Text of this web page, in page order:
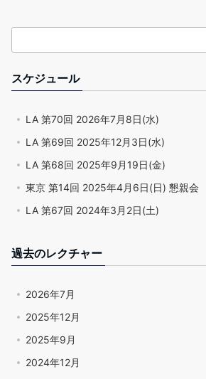
スケジュール
LA 第70回 2026年7月8日(水)
LA 第69回 2025年12月3日(水)
LA 第68回 2025年9月19日(金)
東京 第14回 2025年4月6日(日) 懇親会
LA 第67回 2024年3月2日(土)
過去のレクチャー
2026年7月
2025年12月
2025年9月
2024年12月